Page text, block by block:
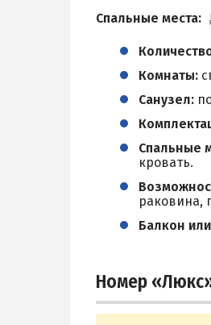
Спальные места:
Комнаты:
Санузел:
Спальные
кровать.
раковина,
Балкон
Номер